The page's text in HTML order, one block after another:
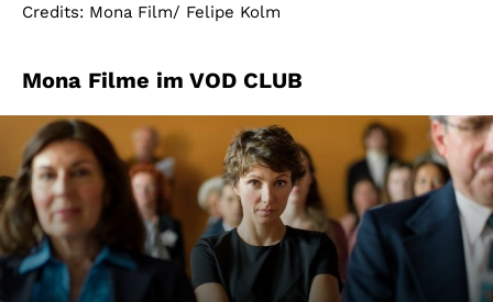
Credits: Mona Film/ Felipe Kolm
Mona Filme im VOD CLUB